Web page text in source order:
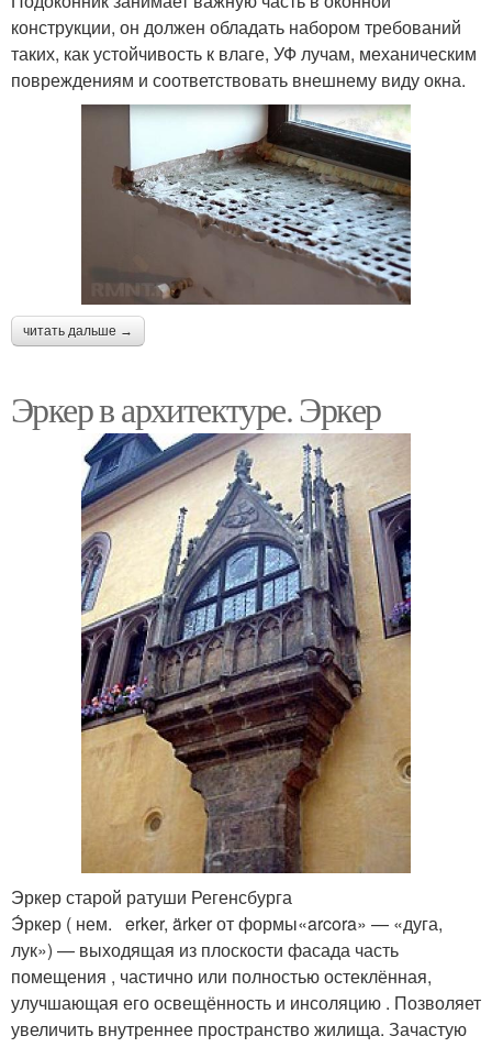
конструкции, он должен обладать набором требований
таких, как устойчивость к влаге, УФ лучам, механическим
повреждениям и соответствовать внешнему виду окна.
читать дальше →
Эркер в архитектуре. Эркер
Эркер старой ратуши Регенсбурга
Э́ркер ( нем. erker, ärker от формы«arcora» — «дуга,
лук») — выходящая из плоскости фасада часть
помещения , частично или полностью остеклённая,
улучшающая его освещённость и инсоляцию . Позволяет
увеличить внутреннее пространство жилища. Зачастую